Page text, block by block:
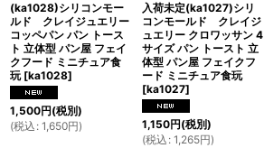
(ka1028)シリコンモー
ルド クレイジュエリー
コッペパン パン トース
ト 立体型 パン屋 フェイ
クフード ミニチュア食
玩 [ka1028]
1,500円(税別)
(税込 : 1,650円)
入荷未定(ka1027)シリ
コンモールド クレイジ
ュエリー クロワッサン 4
サイズ パン トースト 立
体型 パン屋 フェイクフ
ード ミニチュア食玩
[ka1027]
1,150円(税別)
(税込 : 1,265円)